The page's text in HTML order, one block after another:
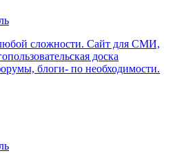
сложности. Сайт для СМИ,
доска
блоги- по необходимости.